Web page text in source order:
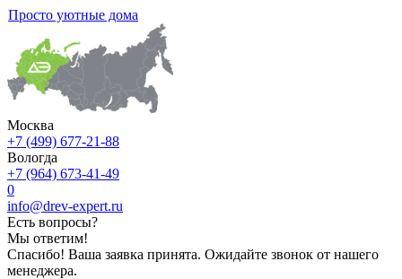
Просто уютные дома
Москва
+7 (499) 677-21-88
Вологда
+7 (964) 673-41-49
0
info@drev-expert.ru
Есть вопросы?
Мы ответим!
Спасибо! Ваша заявка принята. Ожидайте звонок от нашего
менеджера.